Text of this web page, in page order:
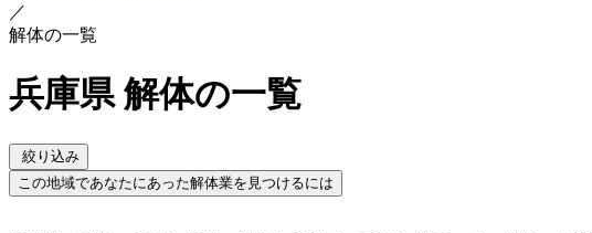
／
解体の一覧
兵庫県 解体の一覧
絞り込み
この地域であなたにあった解体業を見つけるには